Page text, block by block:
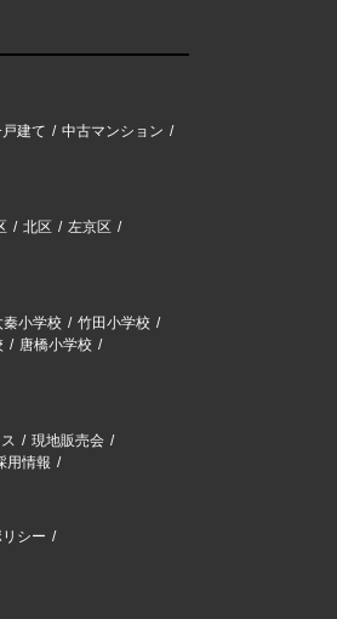
建て
中古マンション
北区
左京区
秦小学校
竹田小学校
唐橋小学校
現地販売会
用情報
シー